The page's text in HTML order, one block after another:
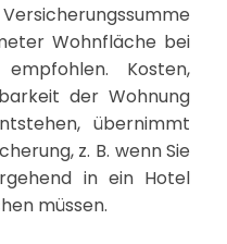
Wohnfläche bei
empfohlen. Kosten,
der Wohnung
übernimmt
z. B. wenn Sie
in ein Hotel
müssen.